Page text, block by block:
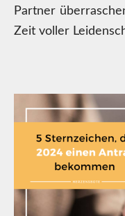
Partner
Zeit voller